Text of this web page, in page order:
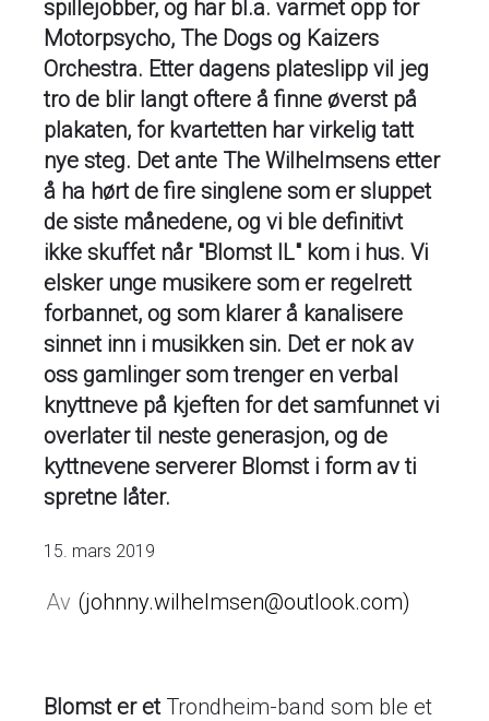
spillejobber, og har bl.a. varmet opp for
Motorpsycho, The Dogs og Kaizers
Orchestra. Etter dagens plateslipp vil jeg
tro de blir langt oftere å finne øverst på
plakaten, for kvartetten har virkelig tatt
nye steg. Det ante The Wilhelmsens etter
å ha hørt de fire singlene som er sluppet
de siste månedene, og vi ble definitivt
ikke skuffet når "Blomst IL" kom i hus. Vi
elsker unge musikere som er regelrett
forbannet, og som klarer å kanalisere
sinnet inn i musikken sin. Det er nok av
oss gamlinger som trenger en verbal
knyttneve på kjeften for det samfunnet vi
overlater til neste generasjon, og de
kyttnevene serverer Blomst i form av ti
spretne låter.
15. mars 2019
johnny.wilhelmsen@outlook.com
Blomst er etTrondheim-band som ble et